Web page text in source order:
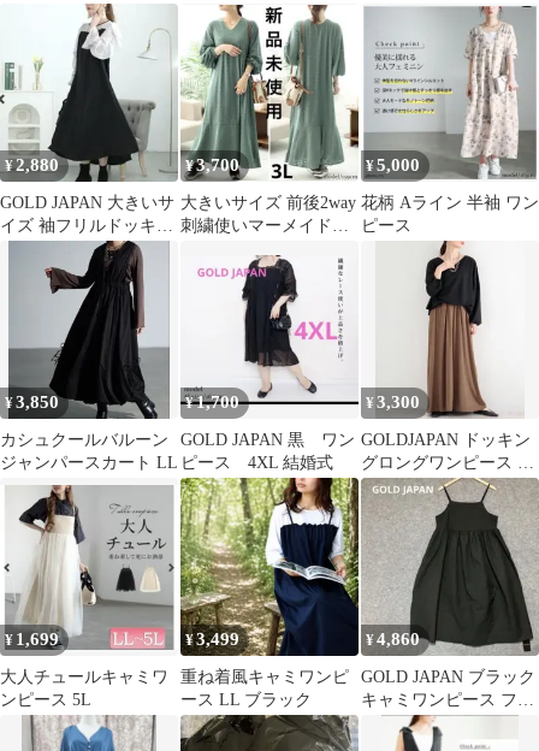
グフレアワンピース
fem-548 5L
グワンピース
ス 黒 XL相当 ブラック
¥2,880
GOLD JAPAN 大きいサ
イズ 袖フリルドッキン
グワンピース
¥3,700
大きいサイズ 前後2way
刺繍使いマーメイドワ
¥5,000
花柄 Aライン 半袖 ワン
ピース
¥3,850
カシュクールバルーン
ジャンパースカート LL
¥1,700
GOLD JAPAN 黒 ワン
ピース 4XL 結婚式
¥3,300
GOLDJAPAN ドッキン
グロングワンピース 大
きいサイズ （モカ）
¥ 1,699
大人チュールキャミワ
ンピース 5L
¥3,499
重ね着風キャミワンピ
ース LL ブラック
¥4,860
GOLD JAPAN ブラック
キャミワンピース フレ
アシルエット